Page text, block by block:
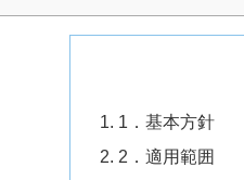
1．基本方針
2．適用範囲